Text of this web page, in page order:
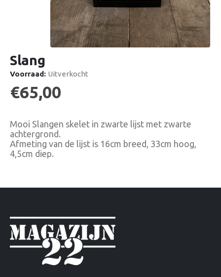
Slang
Voorraad: Uitverkocht
€65,00
Mooi Slangen skelet in zwarte lijst met zwarte
achtergrond.
Afmeting van de lijst is 16cm breed, 33cm hoog,
4,5cm diep.